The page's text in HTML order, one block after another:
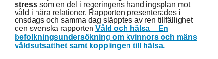
stress som en del i regeringens handlingsplan mot
våld i nära relationer. Rapporten presenterades i
onsdags och samma dag släpptes av ren tillfällighet
den svenska rapporten Våld och hälsa – En
befolkningsundersökning om kvinnors och mäns
våldsutsatthet samt kopplingen till hälsa.